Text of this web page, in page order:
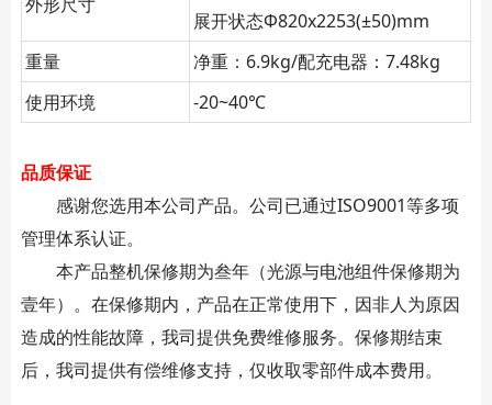
展开状态Φ820x2253(±50)mm
重量
净重：6.9kg/配充电器：7.48kg
使用环境
-20~40℃
品质保证
感谢您选用本公司产品。公司已通过ISO9001等多项
管理体系认证。
本产品整机保修期为叁年（光源与电池组件保修期为
壹年）。在保修期内，产品在正常使用下，因非人为原因
造成的性能故障，我司提供免费维修服务。保修期结束
后，我司提供有偿维修支持，仅收取零部件成本费用。